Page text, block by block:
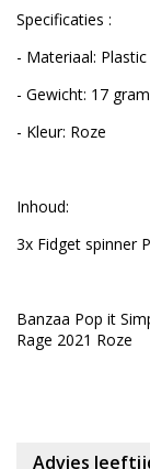
Specificaties :
- Materiaal: Plastic
- Gewicht: 17
- Kleur: Roze
Inhoud:
3x Fidget spinner
Banzaa Pop it
Rage 2021 Roze
Advies